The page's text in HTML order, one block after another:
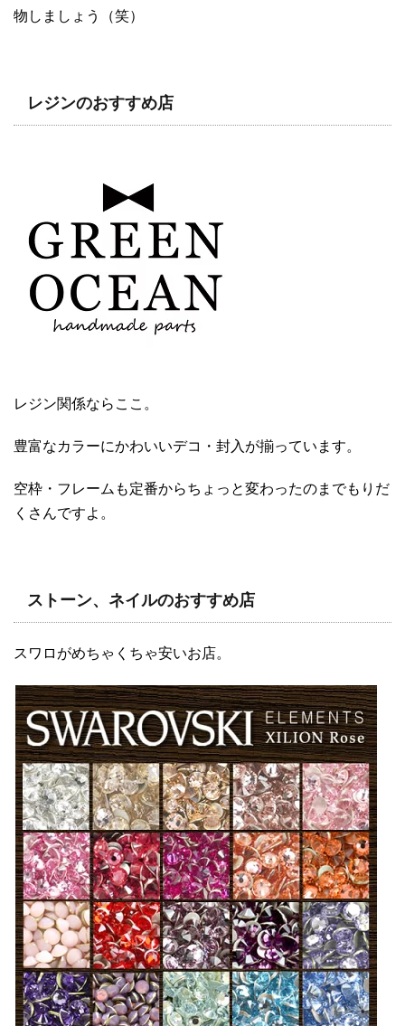
物しましょう（笑）
レジンのおすすめ店
レジン関係ならここ。
豊富なカラーにかわいいデコ・封入が揃っています。
空枠・フレームも定番からちょっと変わったのまでもりだ
くさんですよ。
ストーン、ネイルのおすすめ店
スワロがめちゃくちゃ安いお店。